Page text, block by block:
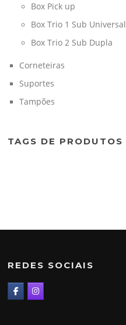
Box Pick up
Box Trio 1 Sub Universal
Box Trio 2 Sub Dupla
Corneteiras
Suportes
Tampões
TAGS DE PRODUTOS
REDES SOCIAIS